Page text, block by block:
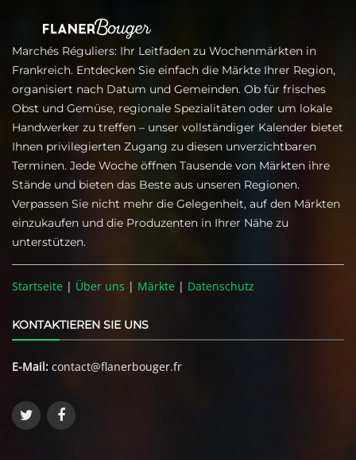
Marchés Réguliers: Ihr Leitfaden zu Wochenmärkten in
Frankreich. Entdecken Sie einfach die Märkte Ihrer Region,
organisiert nach Datum und Gemeinden. Ob für frisches
Obst und Gemüse, regionale Spezialitäten oder um lokale
Handwerker zu treffen – unser vollständiger Kalender bietet
Ihnen privilegierten Zugang zu diesen unverzichtbaren
Terminen. Jede Woche öffnen Tausende von Märkten ihre
Stände und bieten das Beste aus unseren Regionen.
Verpassen Sie nicht mehr die Gelegenheit, auf den Märkten
einzukaufen und die Produzenten in Ihrer Nähe zu
unterstützen.
Startseite | Über uns | Märkte | Datenschutz
KONTAKTIEREN SIE UNS
E-Mail: contact@flanerbouger.fr